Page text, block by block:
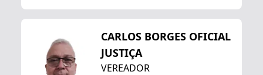
CARLOS BORGES OFICIAL
JUSTIÇA
VEREADOR